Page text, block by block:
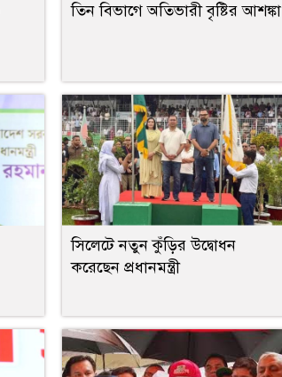
তিন বিভাগে অতিভারী বৃষ্টির আশঙ্কা
সিলেটে নতুন কুঁড়ির উদ্বোধন
করেছেন প্রধানমন্ত্রী